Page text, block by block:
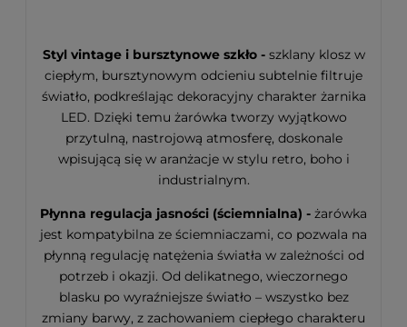
Styl vintage i bursztynowe szkło - szklany klosz w
ciepłym, bursztynowym odcieniu subtelnie filtruje
światło, podkreślając dekoracyjny charakter żarnika
LED. Dzięki temu żarówka tworzy wyjątkowo
przytulną, nastrojową atmosferę, doskonale
wpisującą się w aranżacje w stylu retro, boho i
industrialnym.
Płynna regulacja jasności (ściemnialna) - żarówka
jest kompatybilna ze ściemniaczami, co pozwala na
płynną regulację natężenia światła w zależności od
potrzeb i okazji. Od delikatnego, wieczornego
blasku po wyraźniejsze światło – wszystko bez
zmiany barwy, z zachowaniem ciepłego charakteru